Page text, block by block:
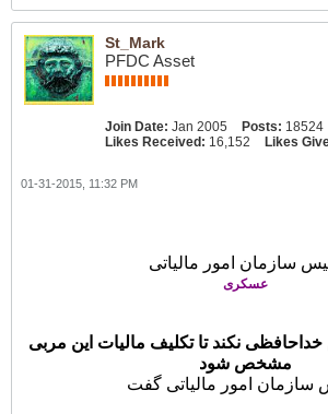
St_Mark
PFDC Asset
Join Date: Jan 2005 Posts: 18524
Likes Received: 16,152 Likes
01-31-2015, 11:32 PM
سازمان امور مالیاتی
عسکری
نکند تا تکلیف مالیات این مربی
مشخص شود